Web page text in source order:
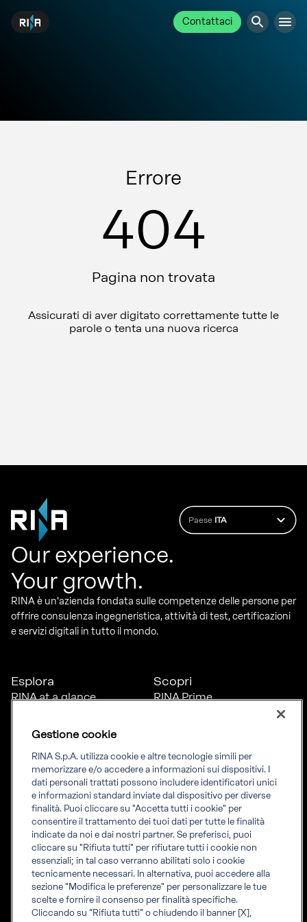
Contattaci
Errore
404
Pagina non trovata
Assicurati di aver digitato correttamente tutte le
parole o tenta una nuova ricerca
Paese ITA
Our experience.
Your growth.
RINA è un'azienda fondata sulle competenze delle persone per
offrire consulenza ingegneristica, attività di test, certificazioni
e servizi digitali in tutto il mondo.
Esplora
RINA at a glance
inclusione
News
Progetti
Sostenibilità
Scopri
RINA Prime
Connettiti
Uffici
Certification Member
Area
Certificati clienti
certification
Marine Member Area
Informati
Informazioni legali
Compliance
Governance
Whistleblowing
Fatturazione elettronica
Accreditamenti RINA
Gestione cookie
RINA S.p.A. utilizza cookie e altre tecnologie simili per
memorizzare e/o accedere a informazioni sui dispositivi. I
dati personali trattati possono includere identificatori unici
e informazioni standard inviate dal dispositivo per diverse
finalità. Puoi cliccare su "Accetta tutti i cookie" per
consentire il trattamento dei tuoi dati per tutte le finalità
indicate da noi e dai nostri partner. Se preferisci, puoi
cliccare su "Rifiuta tutti" per rifiutare tutti i cookie non
essenziali; in tal caso verranno abilitati solo i cookie
tecnicamente necessari. In alternativa, puoi accedere alla
sezione "Modifica le preferenze" per personalizzare le tue
scelte e fornire il consenso per finalità specifiche.
Cliccando su “Rifiuta tutti” o chiudendo il banner [X],